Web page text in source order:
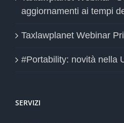
aggiornamenti ai tempi
Taxlawplanet Webinar
#Portability: novità nella
SERVIZI